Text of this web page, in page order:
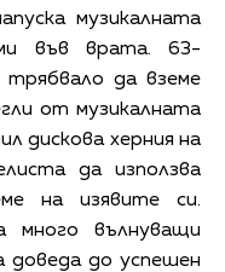
музикалната
във врата. 63-
да вземе
от музикалната
дискова херния на
да използва
на изявите си.
много вълнуващи
доведа до успешен